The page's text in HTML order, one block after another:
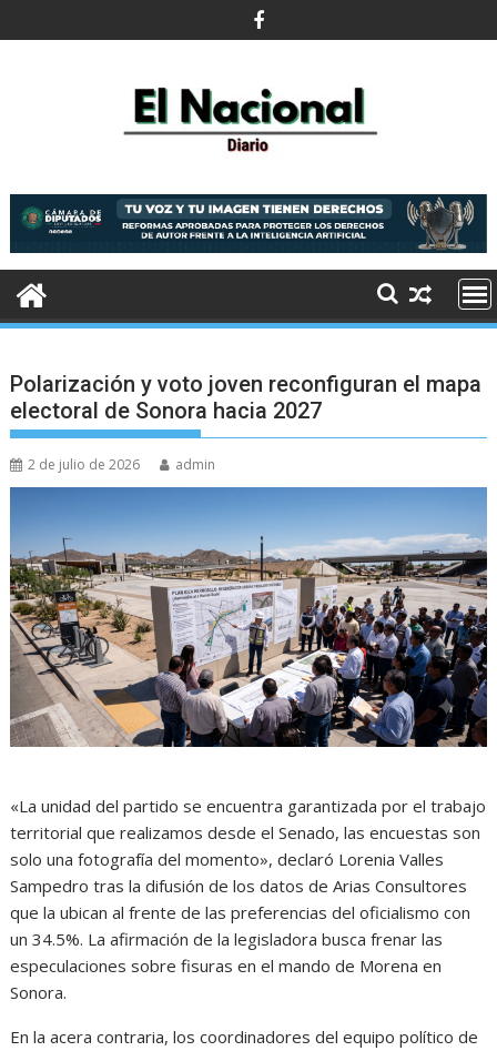
al
Polarización y voto joven reconfiguran el mapa
electoral de Sonora hacia 2027
2 de julio de 2026 admin
«La unidad del partido se encuentra garantizada por el trabajo
territorial que realizamos desde el Senado, las encuestas son
solo una fotografía del momento», declaró Lorenia Valles
Sampedro tras la difusión de los datos de Arias Consultores
que la ubican al frente de las preferencias del oficialismo con
un 34.5%. La afirmación de la legisladora busca frenar las
especulaciones sobre fisuras en el mando de Morena en
Sonora.
En la acera contraria, los coordinadores del equipo político de